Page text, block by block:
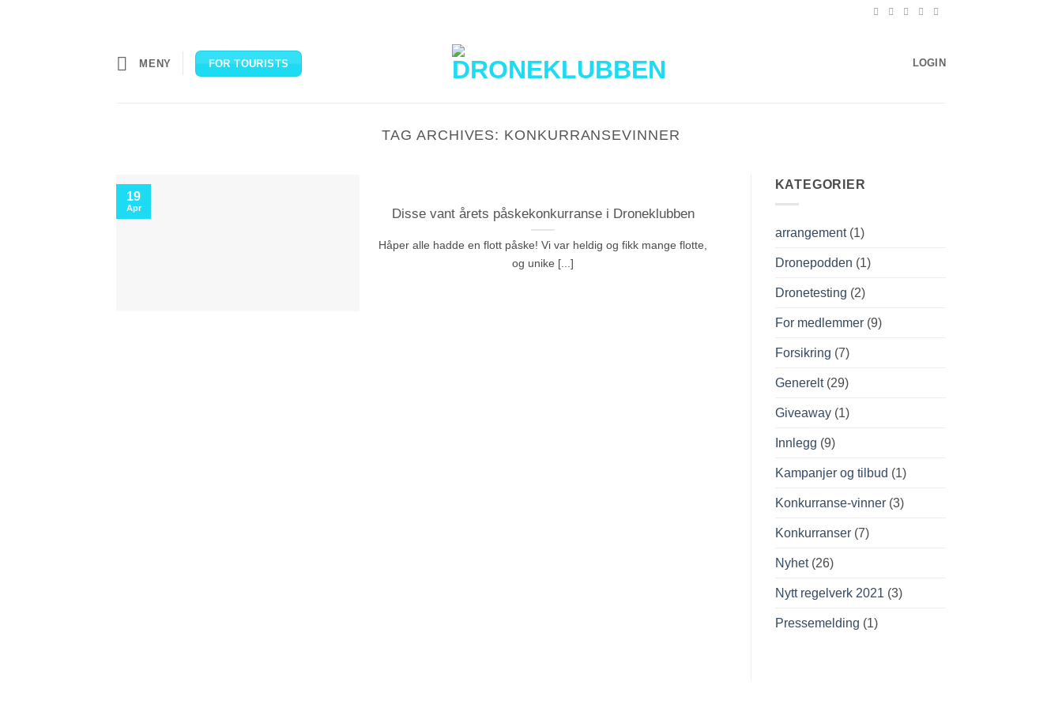
MENY FOR TOURISTS LOGIN
TAG ARCHIVES: KONKURRANSEVINNER
Disse vant årets påskekonkurranse i Droneklubben
Håper alle hadde en flott påske! Vi var heldig og fikk mange flotte,
og unike [...]
19
Apr
KATEGORIER
arrangement(1)
Dronepodden (1)
Dronetesting (2)
For medlemmer(9)
Forsikring (7)
Generelt(29)
Giveaway(1)
Innlegg (9)
Kampanjer og tilbud (1)
Konkurranse-vinner(3)
Konkurranser(7)
Nyhet(26)
Nytt regelverk 2021 (3)
Pressemelding (1)